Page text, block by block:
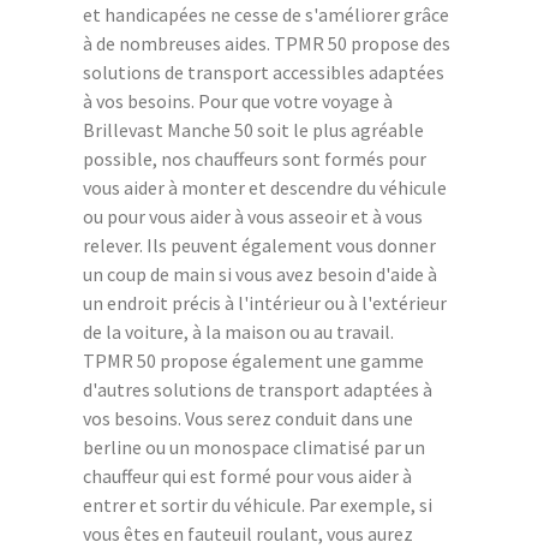
et handicapées ne cesse de s'améliorer grâce
à de nombreuses aides. TPMR 50 propose des
solutions de transport accessibles adaptées
à vos besoins. Pour que votre voyage à
Brillevast Manche 50 soit le plus agréable
possible, nos chauffeurs sont formés pour
vous aider à monter et descendre du véhicule
ou pour vous aider à vous asseoir et à vous
relever. Ils peuvent également vous donner
un coup de main si vous avez besoin d'aide à
un endroit précis à l'intérieur ou à l'extérieur
de la voiture, à la maison ou au travail.
TPMR 50 propose également une gamme
d'autres solutions de transport adaptées à
vos besoins. Vous serez conduit dans une
berline ou un monospace climatisé par un
chauffeur qui est formé pour vous aider à
entrer et sortir du véhicule. Par exemple, si
vous êtes en fauteuil roulant, vous aurez